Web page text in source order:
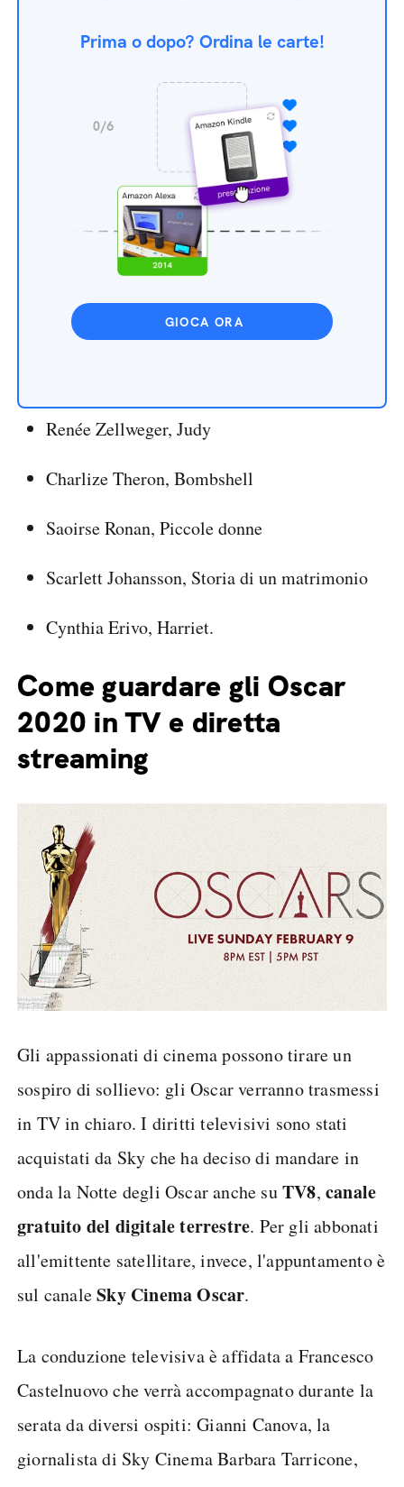
Prima o dopo? Ordina le carte!
GIOCA ORA
Renée Zellweger, Judy
Charlize Theron, Bombshell
Saoirse Ronan, Piccole donne
Scarlett Johansson, Storia di un matrimonio
Cynthia Erivo, Harriet.
Come guardare gli Oscar
2020 in TV e diretta
streaming
Gli appassionati di cinema possono tirare un
sospiro di sollievo: gli Oscar verranno trasmessi
in TV in chiaro. I diritti televisivi sono stati
acquistati da Sky che ha deciso di mandare in
onda la Notte degli Oscar anche suTV8,canale
gratuito del digitale terrestre. Per gli abbonati
all'emittente satellitare, invece, l'appuntamento è
sul canaleSky Cinema Oscar.
La conduzione televisiva è affidata a Francesco
Castelnuovo che verrà accompagnato durante la
serata da diversi ospiti: Gianni Canova, la
giornalista di Sky Cinema Barbara Tarricone,